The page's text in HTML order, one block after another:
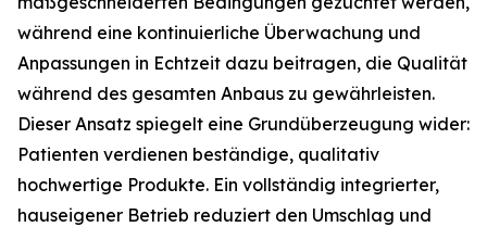
während eine kontinuierliche Überwachung und
Anpassungen in Echtzeit dazu beitragen, die Qualität
während des gesamten Anbaus zu gewährleisten.
Dieser Ansatz spiegelt eine Grundüberzeugung wider:
Patienten verdienen beständige, qualitativ
hochwertige Produkte. Ein vollständig integrierter,
hauseigener Betrieb reduziert den Umschlag und